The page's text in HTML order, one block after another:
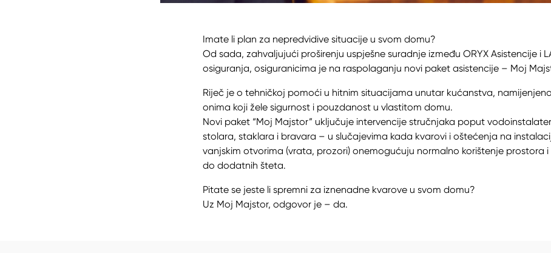
Imate li plan za nepredvidive situacije u svom domu?
Od sada, zahvaljujući proširenju uspješne suradnje između ORYX Asistencije i
osiguranja, osiguranicima je na raspolaganju novi paket asistencije – Moj
Riječ je o tehničkoj pomoći u hitnim situacijama unutar kućanstva,
onima koji žele sigurnost i pouzdanost u vlastitom domu.
Novi paket “Moj Majstor” uključuje intervencije stručnjaka poput
stolara, staklara i bravara – u slučajevima kada kvarovi i oštećenja na
vanjskim otvorima (vrata, prozori) onemogućuju normalno korištenje prostora
do dodatnih šteta.
Pitate se jeste li spremni za iznenadne kvarove u svom domu?
Uz Moj Majstor, odgovor je – da.